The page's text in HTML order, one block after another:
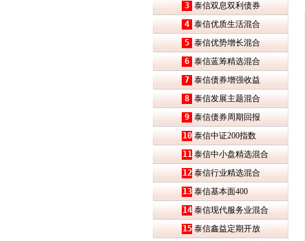
3 泰信双息双利债券
4 泰信优质生活混合
5 泰信优势增长混合
6 泰信蓝筹精选混合
7 泰信债券增强收益
8 泰信发展主题混合
9 泰信债券周期回报
10 泰信中证200指数
11 泰信中小盘精选混合
12 泰信行业精选混合
13 泰信基本面400
14 泰信现代服务业混合
15 泰信鑫益定期开放